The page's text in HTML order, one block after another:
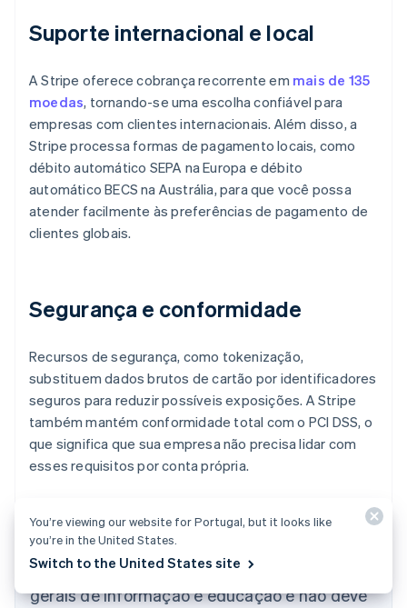
Suporte internacional e local
A Stripe oferece cobrança recorrente em mais de 135
moedas, tornando-se uma escolha confiável para
empresas com clientes internacionais. Além disso, a
Stripe processa formas de pagamento locais, como
débito automático SEPA na Europa e débito
automático BECS na Austrália, para que você possa
atender facilmente às preferências de pagamento de
clientes globais.
Segurança e conformidade
Recursos de segurança, como tokenização,
substituem dados brutos de cartão por identificadores
seguros para reduzir possíveis exposições. A Stripe
também mantém conformidade total com o PCI DSS, o
que significa que sua empresa não precisa lidar com
esses requisitos por conta própria.
O conteúdo deste artigo é apenas para fins
gerais de informação e educação e não deve
Alemanha
Deutsch English
Austrália
Áustria
You’re viewing our website for Portugal, but it looks like
you’re in the United States.
Switch to the United States site